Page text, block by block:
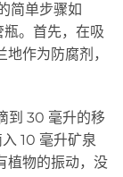
简单步骤如
。首先，在吸
作为防腐剂，
到 30 毫升的移
10 毫升矿泉
植物的振动，没